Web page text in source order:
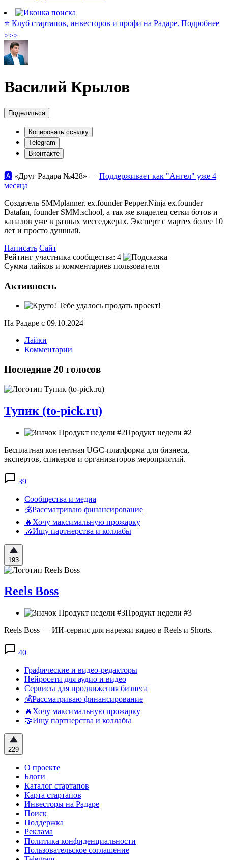
⭐️ Клуб стартапов, инвесторов и профи на Радаре. Подробнее
>>>
Василий Крылов
Поделиться
Копировать ссылку
Telegram
Вконтакте
🅰️ «Друг Радара №428» — Поддерживает как "Ангел" уже 4
месяца
Создатель SMMplanner. ex.founder Pepper.Ninja ex.founder
Datafan, founder SMM.school, а так же владелец сетки ботов и
каналов уже в разных месседжерах. Эксперт с мартех более 10
лет и просто душный.
Написать Сайт
Рейтинг участника сообщества: 4
Сумма лайков и комментариев пользователя
Активность
На Радаре с 09.10.2024
Лайки
Комментарии
Последние 20 голосов
Тупик (to-pick.ru)
Продукт недели #2
Бесплатная контентная UGC-платформа для бизнеса,
экспертов, спикеров и организаторов мероприятий.
39
Сообщества и медиа
💰Рассматриваю финансирование
🔥Хочу максимальную прожарку
🤝Ищу партнерства и коллабы
193
Reels Boss
Продукт недели #3
Reels Boss — ИИ-сервис для нарезки видео в Reels и Shorts.
40
Графические и видео-редакторы
Нейросети для аудио и видео
Сервисы для продвижения бизнеса
💰Рассматриваю финансирование
🔥Хочу максимальную прожарку
🤝Ищу партнерства и коллабы
229
О проекте
Блоги
Каталог стартапов
Карта стартапов
Инвесторы на Радаре
Поиск
Поддержка
Реклама
Политика конфиденциальности
Пользовательское соглашение